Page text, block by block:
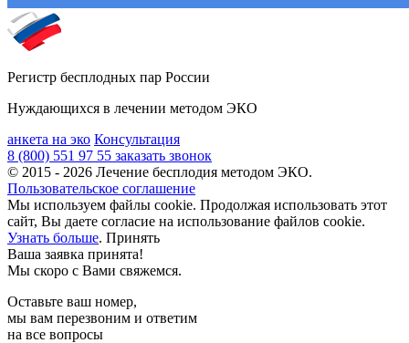
Регистр бесплодных пар России
Нуждающихся в лечении методом ЭКО
анкета на эко Консультация
8 (800) 551 97 55 заказать звонок
© 2015 - 2026 Лечение бесплодия методом ЭКО.
Пользовательское соглашение
Мы используем файлы cookie. Продолжая использовать этот
сайт, Вы даете согласие на использование файлов cookie.
Узнать больше. Принять
Ваша заявка принята!
Мы скоро с Вами свяжемся.
Оставьте ваш номер,
мы вам перезвоним и ответим
на все вопросы